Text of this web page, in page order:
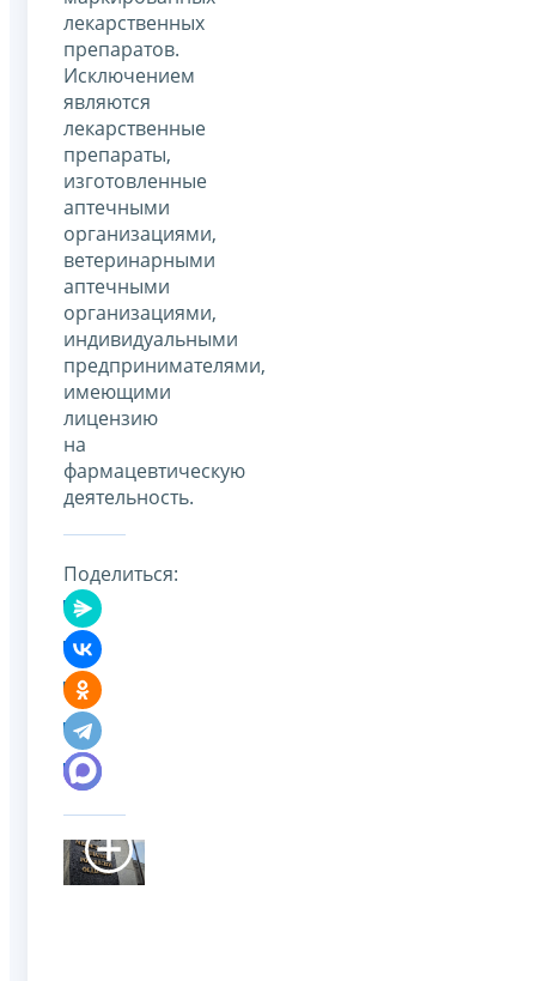
лекарственных
препаратов.
Исключением
являются
лекарственные
препараты,
изготовленные
аптечными
организациями,
ветеринарными
аптечными
организациями,
индивидуальными
предпринимателями,
имеющими
лицензию
на
фармацевтическую
деятельность.
Поделиться: